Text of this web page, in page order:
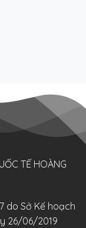
TẾ HOÀNG
do Sở Kế hoạch
26/06/2019